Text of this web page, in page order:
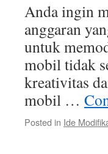
Anda ingin
anggaran
untuk
mobil tidak
kreativitas
mobil …
Posted in Ide